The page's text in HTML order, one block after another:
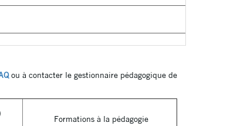
ou à contacter le gestionnaire pédagogique de
Formations à la pédagogie